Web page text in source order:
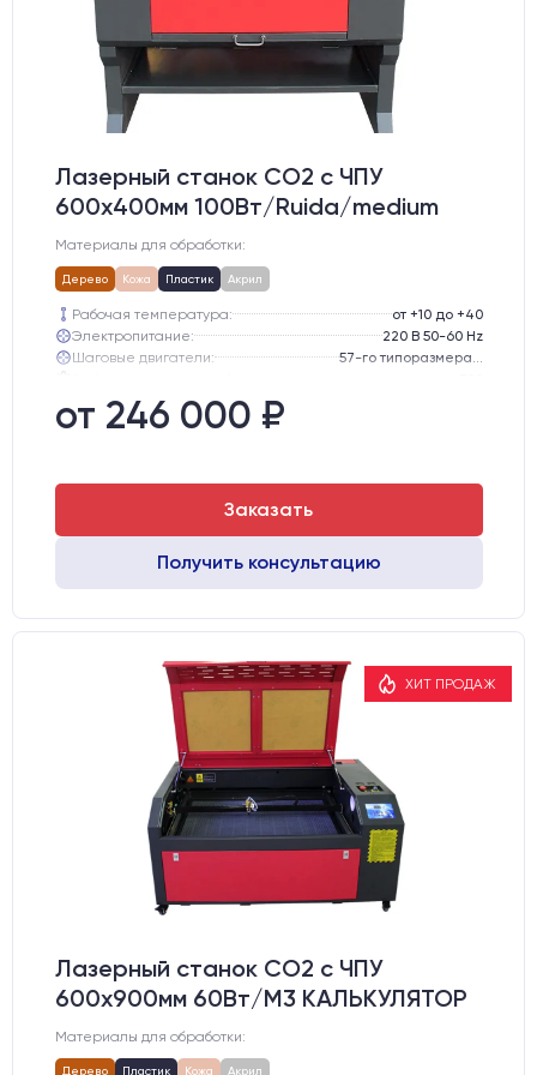
Лазерный станок CO2 c ЧПУ
600х400мм 100Вт/Ruida/medium
Материалы для обработки:
Дерево Кожа Пластик Акрил
Рабочая температура:
от +10 до +40
Электропитание:
220 В 50-60 Hz
Шаговые двигатели:
Направляющие оси Y:
Направляющие оси Х:
от 246 000 ₽
Заказать
Получить консультацию
ХИТ ПРОДАЖ
Лазерный станок CO2 c ЧПУ
600х900мм 60Вт/М3 КАЛЬКУЛЯТОР
Материалы для обработки:
Дерево Пластик Кожа Акрил